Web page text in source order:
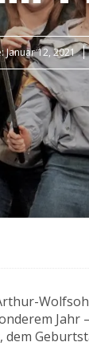
Januar 12, 2021
Jahr
dem